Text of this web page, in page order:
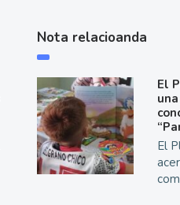
Nota relacioanda
El
El